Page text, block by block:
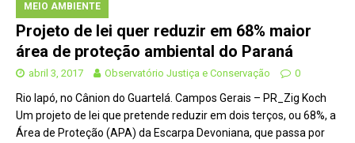
MEIO AMBIENTE
Projeto de lei quer reduzir em 68% maior
área de proteção ambiental do Paraná
abril 3, 2017 Observatório Justiça e Conservação 0
Rio Iapó, no Cânion do Guartelá. Campos Gerais – PR_Zig Koch
Um projeto de lei que pretende reduzir em dois terços, ou 68%, a
Área de Proteção (APA) da Escarpa Devoniana, que passa por